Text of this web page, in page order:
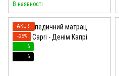
В наявності
АКЦІЯ
−25%
6
6